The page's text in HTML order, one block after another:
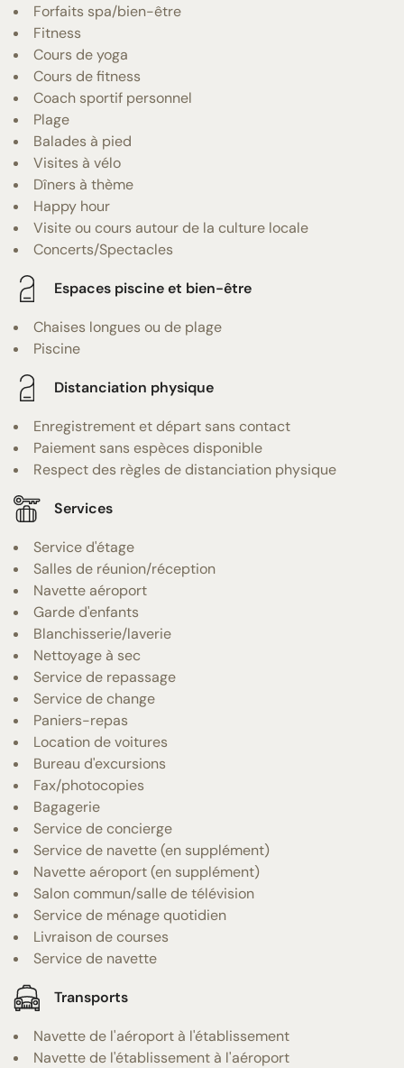
Forfaits spa/bien-être
Fitness
Cours de yoga
Cours de fitness
Coach sportif personnel
Plage
Balades à pied
Visites à vélo
Dîners à thème
Happy hour
Visite ou cours autour de la culture locale
Concerts/Spectacles
Espaces piscine et bien-être
Chaises longues ou de plage
Piscine
Distanciation physique
Enregistrement et départ sans contact
Paiement sans espèces disponible
Respect des règles de distanciation physique
Services
Service d'étage
Salles de réunion/réception
Navette aéroport
Garde d'enfants
Blanchisserie/laverie
Nettoyage à sec
Service de repassage
Service de change
Paniers-repas
Location de voitures
Bureau d'excursions
Fax/photocopies
Bagagerie
Service de concierge
Service de navette (en supplément)
Navette aéroport (en supplément)
Salon commun/salle de télévision
Service de ménage quotidien
Livraison de courses
Service de navette
Transports
Navette de l'aéroport à l'établissement
Navette de l'établissement à l'aéroport